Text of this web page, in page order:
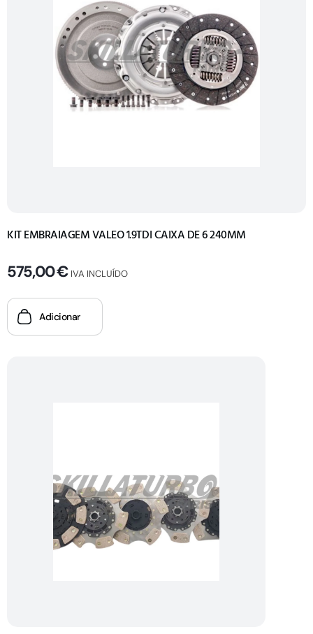
KIT EMBRAIAGEM VALEO 1.9TDI CAIXA DE 6 240MM
575,00€ IVA INCLUÍDO
Adicionar